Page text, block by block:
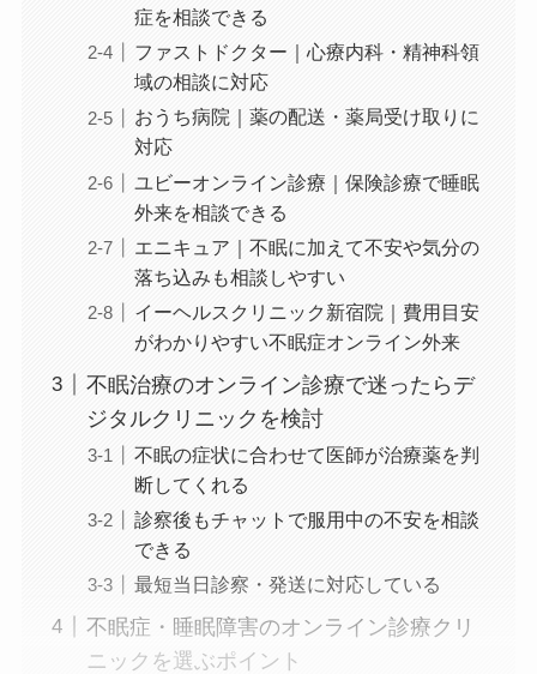
症を相談できる
ファストドクター｜心療内科・精神科領
域の相談に対応
おうち病院｜薬の配送・薬局受け取りに
対応
ユビーオンライン診療｜保険診療で睡眠
外来を相談できる
エニキュア｜不眠に加えて不安や気分の
落ち込みも相談しやすい
イーヘルスクリニック新宿院｜費用目安
がわかりやすい不眠症オンライン外来
不眠治療のオンライン診療で迷ったらデ
ジタルクリニックを検討
不眠の症状に合わせて医師が治療薬を判
断してくれる
診察後もチャットで服用中の不安を相談
できる
最短当日診察・発送に対応している
不眠症・睡眠障害のオンライン診療クリ
ニックを選ぶポイント